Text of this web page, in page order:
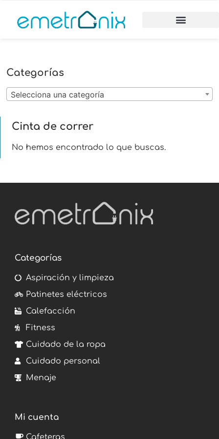
Categorías
Selecciona una categoría
Cinta de correr
No hemos encontrado lo que buscas.
Categorías
Aspiración y limpieza
Patinetes eléctricos
Calefacción
Fitness
Cuidado de la ropa
Cuidado personal
Menaje
Mi cuenta
Cafeteras